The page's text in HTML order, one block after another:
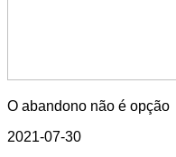
O abandono não é opção
2021-07-30